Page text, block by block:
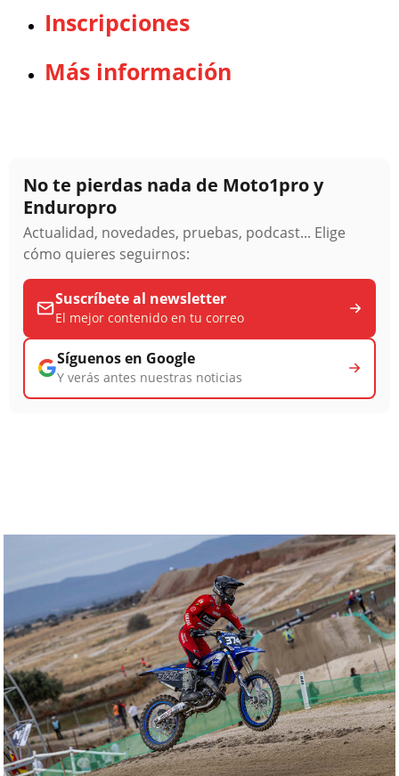
Inscripciones
Más información
No te pierdas nada de Moto1pro y
Enduropro
Actualidad, novedades, pruebas, podcast... Elige
cómo quieres seguirnos:
Suscríbete al newsletter
El mejor contenido en tu correo
Síguenos en Google
Y verás antes nuestras noticias